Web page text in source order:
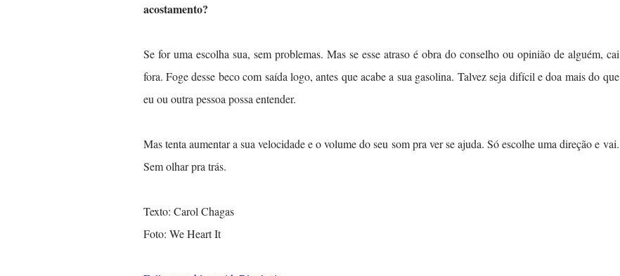
acostamento?
Se for uma escolha sua, sem problemas. Mas se esse atraso é obra do conselho ou opinião de alguém, cai
fora. Foge desse beco com saída logo, antes que acabe a sua gasolina. Talvez seja difícil e doa mais do que
eu ou outra pessoa possa entender.
Mas tenta aumentar a sua velocidade e o volume do seu som pra ver se ajuda. Só escolhe uma direção e vai.
Sem olhar pra trás.
Texto: Carol Chagas
Foto: We Heart It